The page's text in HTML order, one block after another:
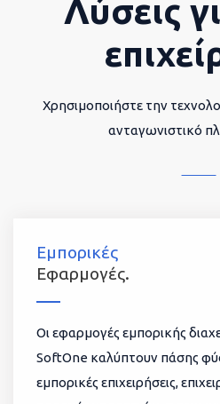
Λύσεις
Χρησιμοποιήστε την
ανταγωνιστικό
Εμπορικές
Εφαρμογές.
Οι εφαρμογές εμπορικής
SoftOne καλύπτουν πάσης
εμπορικές επιχειρήσεις,